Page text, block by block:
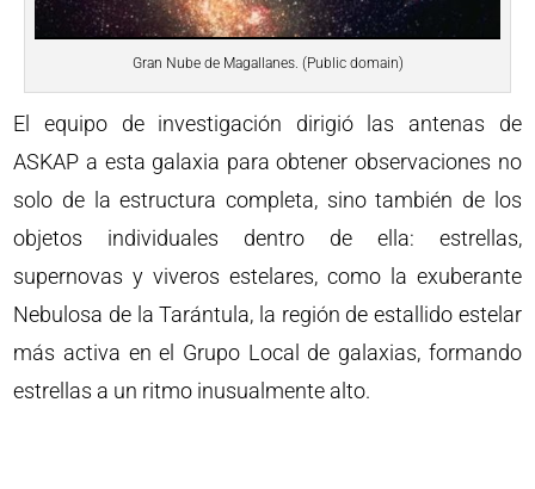
Gran Nube de Magallanes. (Public domain)
El equipo de investigación dirigió las antenas de
ASKAP a esta galaxia para obtener observaciones no
solo de la estructura completa, sino también de los
objetos individuales dentro de ella: estrellas,
supernovas y viveros estelares, como la exuberante
Nebulosa de la Tarántula, la región de estallido estelar
más activa en el Grupo Local de galaxias, formando
estrellas a un ritmo inusualmente alto.